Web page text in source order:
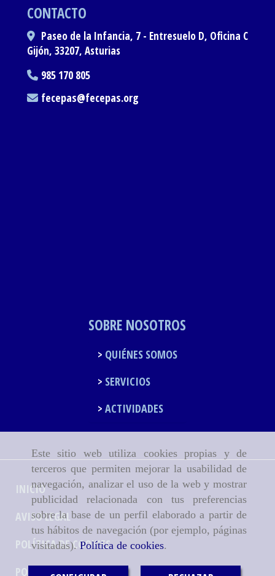
Este sitio web utiliza cookies propias y de
terceros que permiten mejorar la usabilidad de
navegación, analizar el uso de la web y mostrar
publicidad relacionada con tus preferencias
sobre la base de un perfil elaborado a partir de
tus hábitos de navegación (por ejemplo, páginas
visitadas).Política de cookies.
CONTACTO
Paseo de la Infancia, 7 - Entresuelo D, Oficina C
Gijón, 33207, Asturias
985 170 805
fecepas
fecepas.org
SOBRE NOSOTROS
QUIÉNES SOMOS
SERVICIOS
ACTIVIDADES
INICIO
AVISO LEGAL
POLÍTICA DE COOKIES
POLÍTICA DE PRIVACIDAD